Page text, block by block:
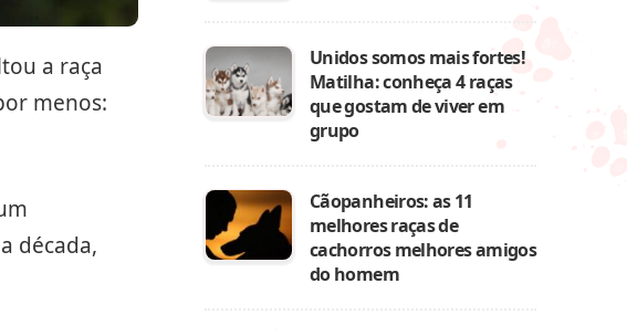
a raça
menos:
década,
Unidos somos mais fortes!
Matilha: conheça 4 raças
que gostam de viver em
grupo
Cãopanheiros: as 11
melhores raças de
cachorros melhores amigos
do homem